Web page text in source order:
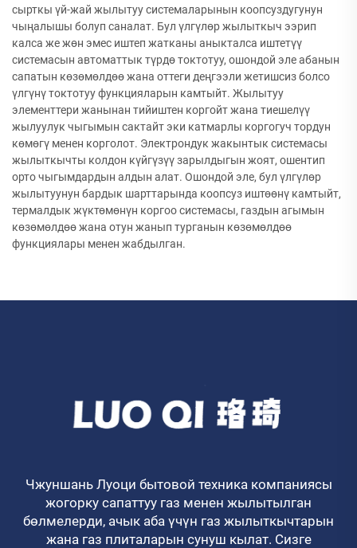
сырткы үй-жай жылытуу системаларынын коопсуздугунун
чыңалышы болуп саналат. Бул үлгүлөр жылыткыч ээрип
калса же жөн эмес иштеп жатканы аныкталса иштетүү
системасын автоматтык түрдө токтотуу, ошондой эле абанын
сапатын көзөмөлдөө жана оттеги деңгээли жетишсиз болсо
үлгүнү токтотуу функцияларын камтыйт. Жылытуу
элементтери жанынан тийиштен коргойт жана тиешелүү
жылуулук чыгымын сактайт эки катмарлы коргогуч тордун
көмөгү менен корголот. Электрондук жакынтык системасы
жылыткычты колдон күйгүзүү зарылдыгын жоят, ошентип
орто чыгымдардын алдын алат. Ошондой эле, бул үлгүлөр
жылытуунун бардык шарттарында коопсуз иштөөнү камтыйт,
термалдык жүктөмөнүн коргоо системасы, газдын агымын
көзөмөлдөө жана отун жанып турганын көзөмөлдөө
функциялары менен жабдылган.
Чжуншань Луоци бытовой техника компаниясы
жогорку сапаттуу газ менен жылытылган
бөлмелерди, ачык аба үчүн газ жылыткычтарын
жана газ плиталарын сунуш кылат. Сизге